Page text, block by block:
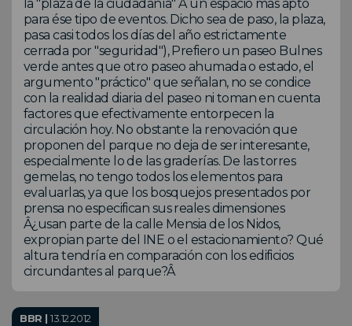
la "plaza de la ciudadanía" Â un espacio más apto
para ése tipo de eventos. Dicho sea de paso, la plaza,
pasa casi todos los días del año estrictamente
cerrada por "seguridad"), Prefiero un paseo Bulnes
verde antes que otro paseo ahumada o estado, el
argumento "práctico" que señalan, no se condice
con la realidad diaria del paseo ni toman en cuenta
factores que efectivamente entorpecen la
circulación hoy. No obstante la renovación que
proponen del parque no deja de ser interesante,
especialmente lo de las graderías. De las torres
gemelas, no tengo todos los elementos para
evaluarlas, ya que los bosquejos presentados por
prensa no especifican sus reales dimensiones
Â¿usan parte de la calle Mensia de los Nidos,
expropian parte del INE o el estacionamiento? Qué
altura tendría en comparación con los edificios
circundantes al parque?Â
BBR |13.12.2012